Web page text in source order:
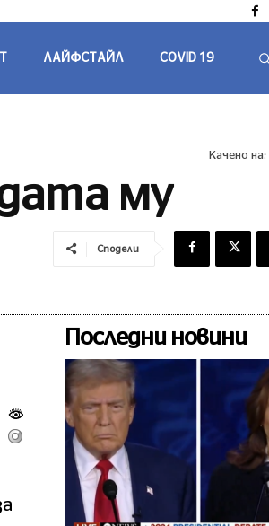
ЛАЙФСТАЙЛ COVID 19
Качено на:
му
Сподели
Последни новини